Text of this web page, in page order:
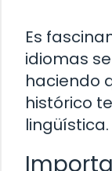
Es
idiomas
haciendo
histórico
lingüística.